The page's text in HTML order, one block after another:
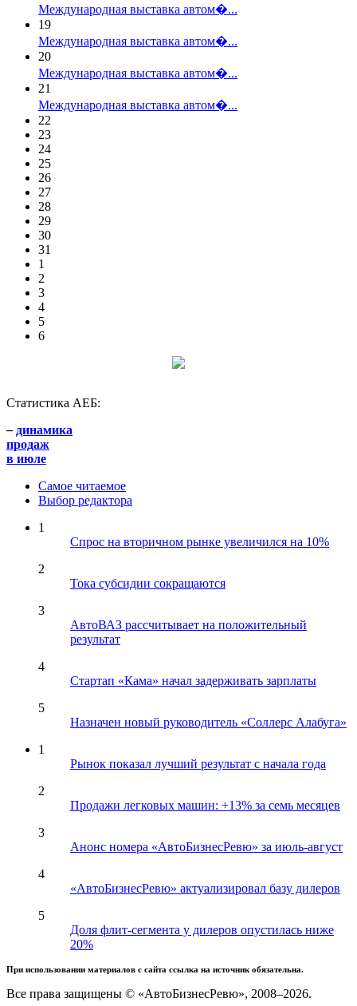
Международная выставка автом�...
19
Международная выставка автом�...
20
Международная выставка автом�...
21
Международная выставка автом�...
22
23
24
25
26
27
28
29
30
31
1
2
3
4
5
6
Статистика АЕБ:
– динамика
продаж
в июле
Самое читаемое
Выбор редактора
1
Спрос на вторичном рынке увеличился на 10%
2
Тока субсидии сокращаются
3
АвтоВАЗ рассчитывает на положительный
результат
4
Стартап «Кама» начал задерживать зарплаты
5
Назначен новый руководитель «Соллерс Алабуга»
1
Рынок показал лучший результат с начала года
2
Продажи легковых машин: +13% за семь месяцев
3
Анонс номера «АвтоБизнесРевю» за июль-август
4
«АвтоБизнесРевю» актуализировал базу дилеров
5
Доля флит-сегмента у дилеров опустилась ниже
20%
При использовании материалов с сайта ссылка на источник обязательна.
Все права защищены © «АвтоБизнесРевю», 2008–2026.